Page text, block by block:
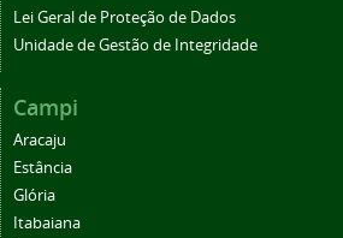
Lei Geral de Proteção de Dados
Unidade de Gestão de Integridade
Campi
Aracaju
Estância
Glória
Itabaiana